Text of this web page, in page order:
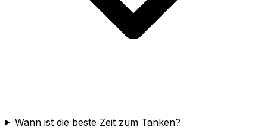
Wann ist die beste Zeit zum Tanken?